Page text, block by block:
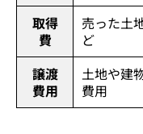
取得
費
売った土
ど
譲渡
費用
土地や建
費用